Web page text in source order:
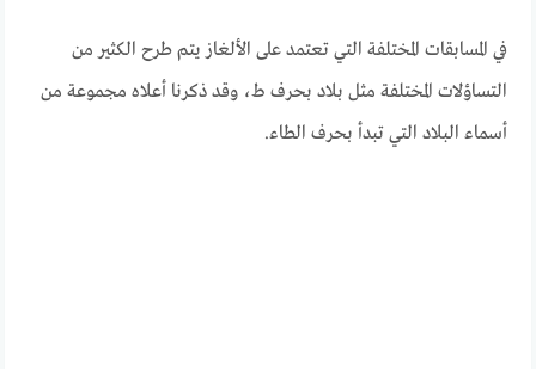
في المسابقات المختلفة التي تعتمد على الألغاز يتم طرح الكثير من
التساؤلات المختلفة مثل بلاد بحرف ط، وقد ذكرنا أعلاه مجموعة من
أسماء البلاد التي تبدأ بحرف الطاء.